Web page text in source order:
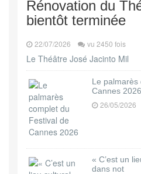
Rénovation du
bientôt terminée
22/07/2026 vu 2450 fois
Le Théâtre José Jacinto Mil
Le palmarès
Cannes 2026
26/05/2026
« C’est un
dans not